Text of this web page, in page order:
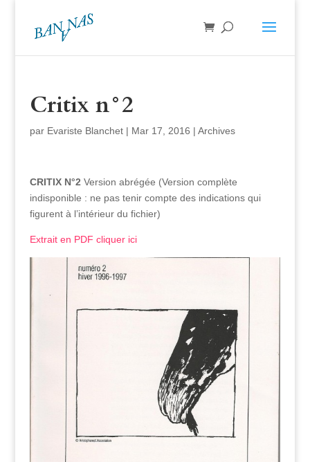
Critix n°2
par Evariste Blanchet| Mar 17, 2016 | Archives
CRITIX N°2 Version abrégée (Version complète
indisponible : ne pas tenir compte des indications qui
figurent à l’intérieur du fichier)
Extrait en PDF cliquer ici